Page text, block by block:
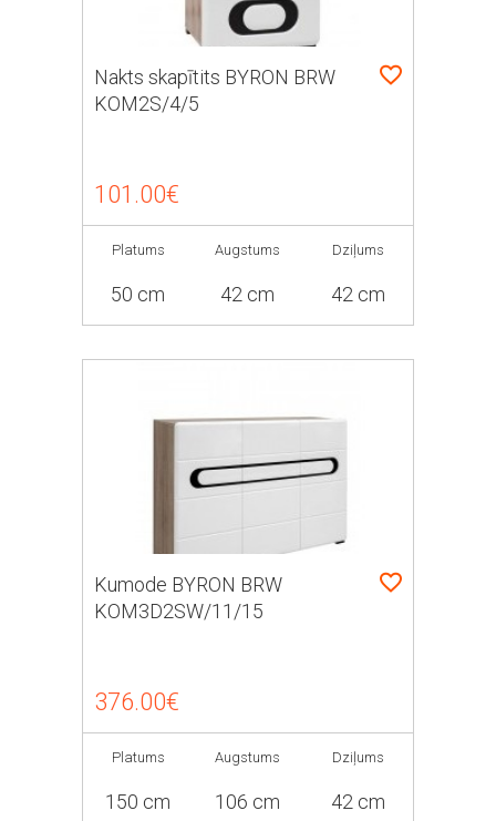
Nakts skapītits BYRON BRW
KOM2S/4/5
101.00€
Platums
50 cm
Augstums
42 cm
Dziļums
42 cm
Kumode BYRON BRW
KOM3D2SW/11/15
376.00€
Platums
150 cm
Augstums
106 cm
Dziļums
42 cm